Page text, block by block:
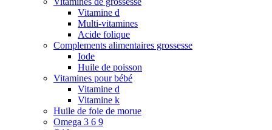
Vitamine d
Multi-vitamines
Acide folique
Complements alimentaires grossesse
Iode
Huile de poisson
Vitamines pour bébé
Vitamine d
Vitamine k
Huile de foie de morue
Omega 3 6 9